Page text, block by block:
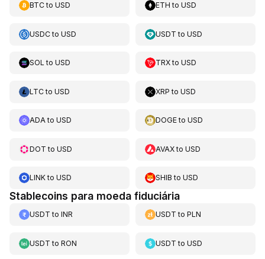
BTCto USD ETH toUSD
USDCto USD USDT toUSD
SOL to USD TRXtoUSD
LTCto USD XRP toUSD
ADAto USD DOGEtoUSD
DOT to USD AVAXtoUSD
LINKto USD SHIB toUSD
Stablecoins para moeda fiduciária
USDT to INR USDT toPLN
USDT to RON USDT toUSD